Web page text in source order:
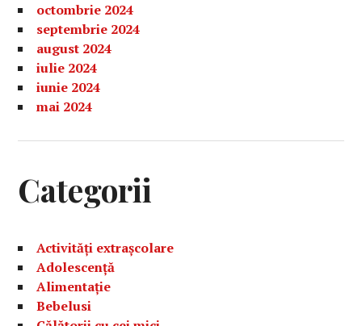
octombrie 2024
septembrie 2024
august 2024
iulie 2024
iunie 2024
mai 2024
Categorii
Activități extrașcolare
Adolescență
Alimentație
Bebelusi